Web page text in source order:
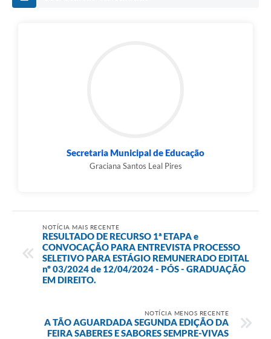
Secretaria Municipal de Educação
Graciana Santos Leal Pires
NOTÍCIA MAIS RECENTE
RESULTADO DE RECURSO 1ª ETAPA e
CONVOCAÇÃO PARA ENTREVISTA PROCESSO
SELETIVO PARA ESTÁGIO REMUNERADO EDITAL
nº 03/2024 de 12/04/2024 - PÓS - GRADUAÇÃO
EM DIREITO.
NOTÍCIA MENOS RECENTE
​A TÃO AGUARDADA SEGUNDA EDIÇÃO DA
FEIRA SABERES E SABORES SEMPRE-VIVAS